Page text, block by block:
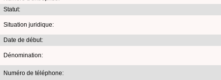
Statut:
Situation juridique:
Date de début:
Dénomination:
Numéro de téléphone: